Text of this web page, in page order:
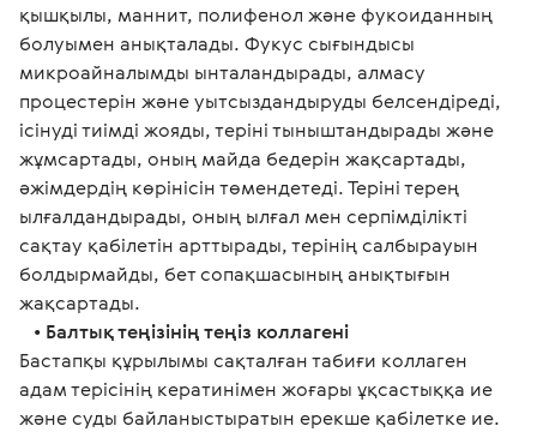
қышқылы, маннит, полифенол және фукоиданның
болуымен анықталады. Фукус сығындысы
микроайналымды ынталандырады, алмасу
процестерін және уытсыздандыруды белсендіреді,
ісінуді тиімді жояды, теріні тыныштандырады және
жұмсартады, оның майда бедерін жақсартады,
әжімдердің көрінісін төмендетеді. Теріні терең
ылғалдандырады, оның ылғал мен серпімділікті
сақтау қабілетін арттырады, терінің салбырауын
болдырмайды, бет сопақшасының анықтығын
жақсартады.
• Балтық теңізінің теңіз коллагені
Бастапқы құрылымы сақталған табиғи коллаген
адам терісінің кератинімен жоғары ұқсастыққа ие
және суды байланыстыратын ерекше қабілетке ие.